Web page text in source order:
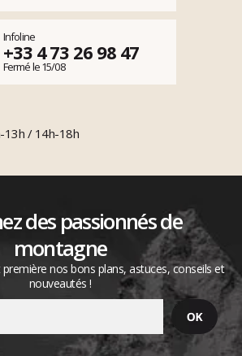
Infoline
+33 4 73 26 98 47
Fermé le 15/08
13h / 14h-18h
des passionnés de
montagne
nos bons plans, astuces, conseils et
nouveautés !